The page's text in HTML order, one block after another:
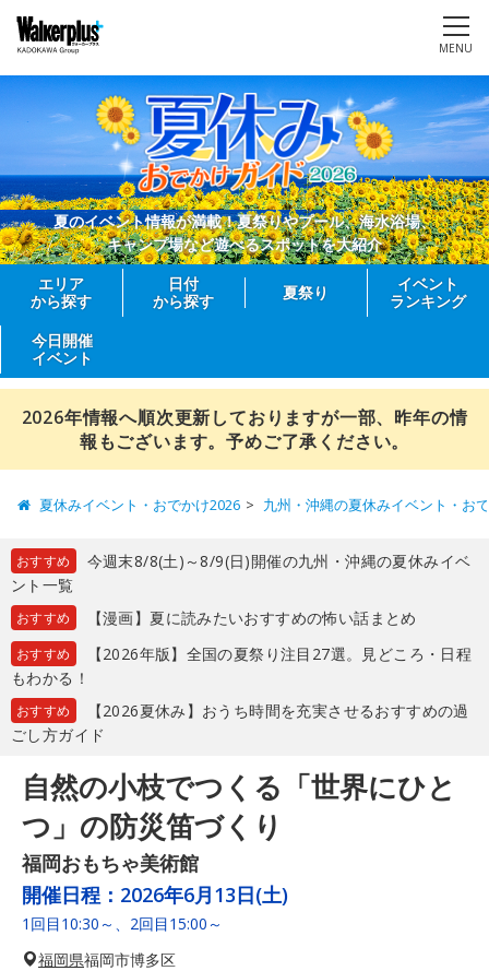
MENU
夏のイベント情報が満載！夏祭りやプール、海水浴場、
キャンプ場など遊べるスポットを大紹介
エリア
から探す
日付
から探す
夏祭り
イベント
ランキング
今日開催
イベント
2026年情報へ順次更新しておりますが一部、昨年の情
報もございます。予めご了承ください。
夏休みイベント・おでかけ2026 九州・沖縄の夏休みイベント・お
おすすめ
今週末8/8(土)～8/9(日)開催の九州・沖縄の夏休みイベ
ント一覧
おすすめ 【漫画】夏に読みたいおすすめの怖い話まとめ
おすすめ
【2026年版】全国の夏祭り注目27選。見どころ・日程
もわかる！
おすすめ
【2026夏休み】おうち時間を充実させるおすすめの過
ごし方ガイド
自然の小枝でつくる「世界にひと
つ」の防災笛づくり
福岡おもちゃ美術館
開催日程： 2026年6月13日(土)
1回目10:30～、2回目15:00～
福岡県福岡市博多区